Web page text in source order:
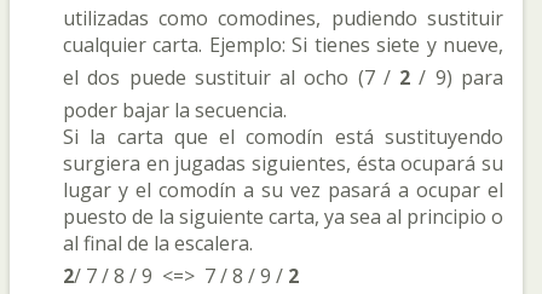
utilizadas como comodines, pudiendo sustituir
cualquier carta. Ejemplo: Si tienes siete y nueve,
el dos puede sustituir al ocho (7 / 2 / 9) para
poder bajar la secuencia.
Si la carta que el comodín está sustituyendo
surgiera en jugadas siguientes, ésta ocupará su
lugar y el comodín a su vez pasará a ocupar el
puesto de la siguiente carta, ya sea al principio o
al final de la escalera.
2/ 7 / 8 / 9 <=> 7 / 8 / 9 / 2